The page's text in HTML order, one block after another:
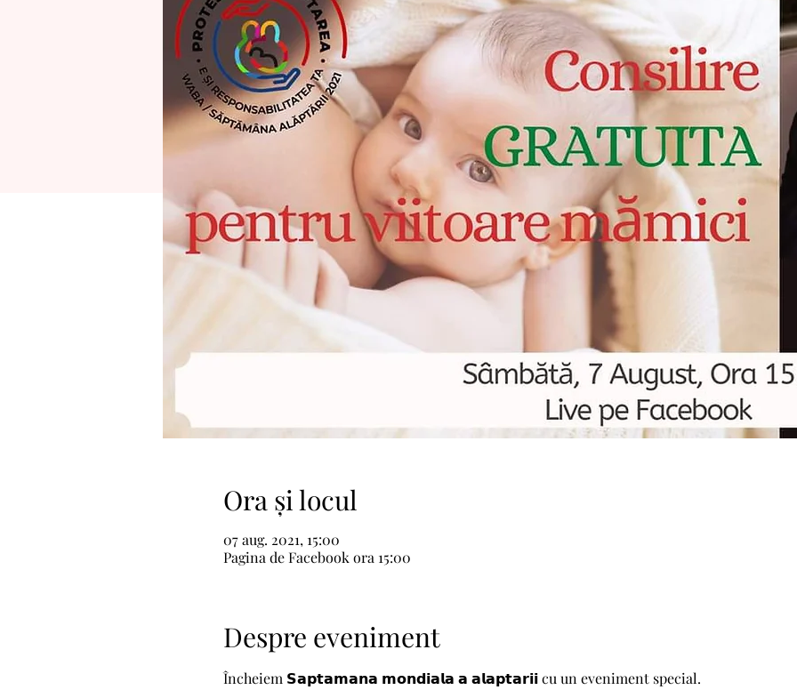
Ora și locul
07 aug. 2021, 15:00
Pagina de Facebook ora 15:00
Despre eveniment
Încheiem 𝗦𝗮𝗽𝘁𝗮𝗺𝗮𝗻𝗮 𝗺𝗼𝗻𝗱𝗶𝗮𝗹𝗮 𝗮 𝗮𝗹𝗮𝗽𝘁𝗮𝗿𝗶𝗶 cu un eveniment special.